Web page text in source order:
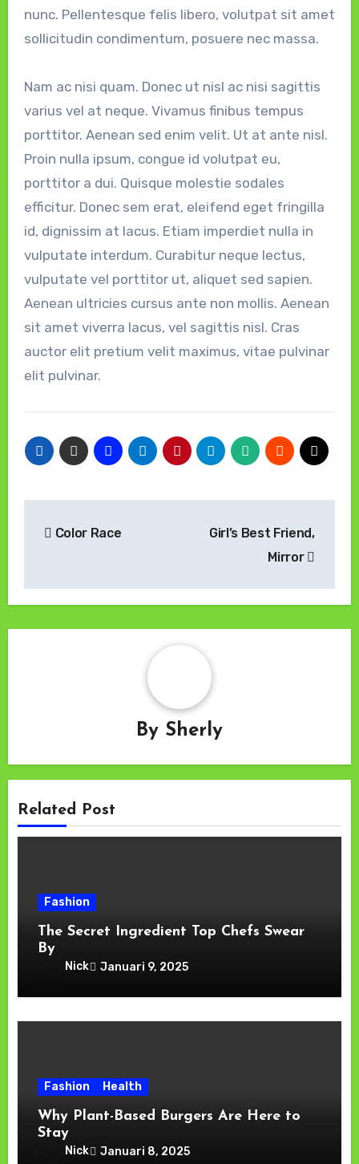
nunc. Pellentesque felis libero, volutpat sit amet
sollicitudin condimentum, posuere nec massa.
Nam ac nisi quam. Donec ut nisl ac nisi sagittis
varius vel at neque. Vivamus finibus tempus
porttitor. Aenean sed enim velit. Ut at ante nisl.
Proin nulla ipsum, congue id volutpat eu,
porttitor a dui. Quisque molestie sodales
efficitur. Donec sem erat, eleifend eget fringilla
id, dignissim at lacus. Etiam imperdiet nulla in
vulputate interdum. Curabitur neque lectus,
vulputate vel porttitor ut, aliquet sed sapien.
Aenean ultricies cursus ante non mollis. Aenean
sit amet viverra lacus, vel sagittis nisl. Cras
auctor elit pretium velit maximus, vitae pulvinar
elit pulvinar.
Color Race
Girl’s Best Friend,
Mirror
By Sherly
Related Post
Fashion
The Secret Ingredient Top Chefs Swear
By
Nick Januari 9, 2025
Fashion Health
Why Plant-Based Burgers Are Here to
Stay
Nick Januari 8, 2025